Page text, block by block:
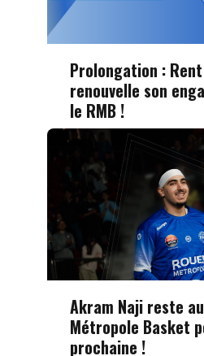
Prolongation :
renouvelle son
le RMB !
Akram Naji reste
Métropole Basket
prochaine !